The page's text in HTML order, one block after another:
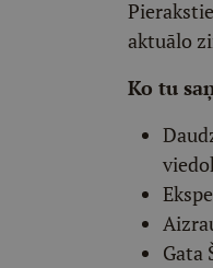
aktuālo
Ko tu
Gata